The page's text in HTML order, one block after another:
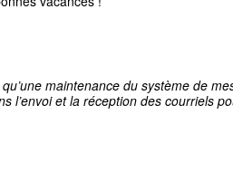
maintenance du système de
l’envoi et la réception des courriels